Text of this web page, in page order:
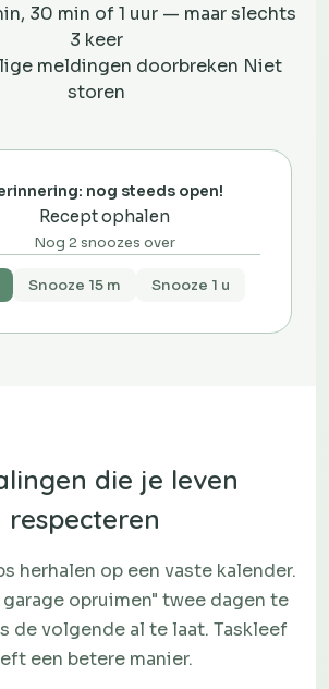
30 min of 1 uur — maar slechts
3 keer
meldingen doorbreken Niet
storen
nog steeds open!
Recept ophalen
Nog 2 snoozes over
Snooze 15 m Snooze 1 u
die je leven
respecteren
herhalen op een vaste kalender.
garage opruimen" twee dagen te
de volgende al te laat. Taskleef
een betere manier.